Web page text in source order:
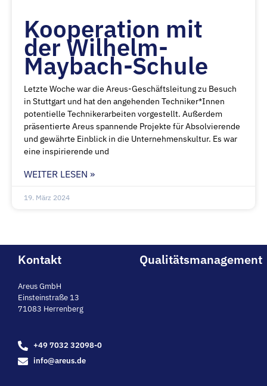
Kooperation mit
der Wilhelm-
Maybach-Schule
Letzte Woche war die Areus-Geschäftsleitung zu Besuch
in Stuttgart und hat den angehenden Techniker*Innen
potentielle Technikerarbeiten vorgestellt. Außerdem
präsentierte Areus spannende Projekte für Absolvierende
und gewährte Einblick in die Unternehmenskultur. Es war
eine inspirierende und
WEITER LESEN »
19. März 2024
Kontakt
Areus GmbH
Einsteinstraße 13
71083 Herrenberg
+49 7032 32098-0
info@areus.de
Qualitätsmanagement